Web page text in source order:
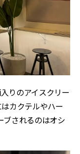
りのアイスクリー
はカクテルやハー
ブされるのはオシ